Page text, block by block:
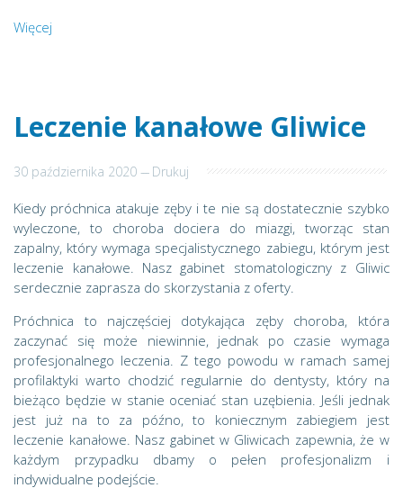
Więcej
Leczenie kanałowe Gliwice
30 października 2020--- Drukuj
Kiedy próchnica atakuje zęby i te nie są dostatecznie szybko
wyleczone, to choroba dociera do miazgi, tworząc stan
zapalny, który wymaga specjalistycznego zabiegu, którym jest
leczenie kanałowe. Nasz gabinet stomatologiczny z Gliwic
serdecznie zaprasza do skorzystania z oferty.
Próchnica to najczęściej dotykająca zęby choroba, która
zaczynać się może niewinnie, jednak po czasie wymaga
profesjonalnego leczenia. Z tego powodu w ramach samej
profilaktyki warto chodzić regularnie do dentysty, który na
bieżąco będzie w stanie oceniać stan uzębienia. Jeśli jednak
jest już na to za późno, to koniecznym zabiegiem jest
leczenie kanałowe. Nasz gabinet w Gliwicach zapewnia, że w
każdym przypadku dbamy o pełen profesjonalizm i
indywidualne podejście.